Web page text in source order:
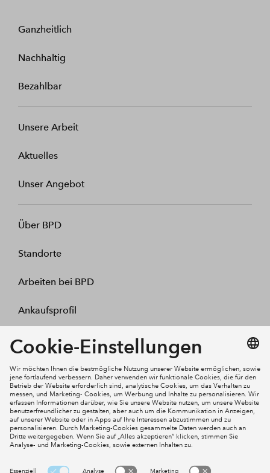
Ganzheitlich
Nachhaltig
Bezahlbar
Unsere Arbeit
Aktuelles
Unser Angebot
Über BPD
Standorte
Arbeiten bei BPD
Ankaufsprofil
Kontakt
Mein Konto
Social Media